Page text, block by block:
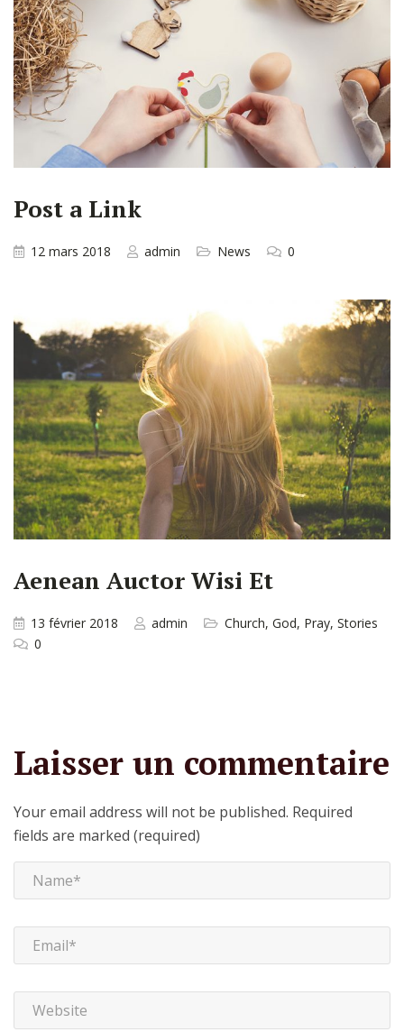
Post a Link
12 mars 2018 admin News 0
Aenean Auctor Wisi Et
13 février 2018 admin Church, God, Pray, Stories
0
Laisser un commentaire
Your email address will not be published. Required
fields are marked (required)